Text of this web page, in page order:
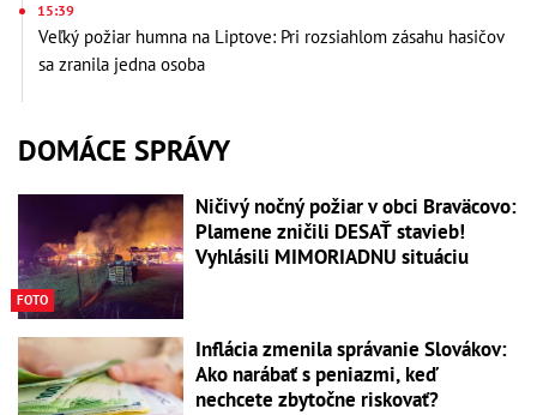
15:39
Veľký požiar humna na Liptove: Pri rozsiahlom zásahu hasičov
sa zranila jedna osoba
DOMÁCE SPRÁVY
FOTO
Ničivý nočný požiar v obci Braväcovo:
Plamene zničili DESAŤ stavieb!
Vyhlásili MIMORIADNU situáciu
Inflácia zmenila správanie Slovákov:
Ako narábať s peniazmi, keď
nechcete zbytočne riskovať?